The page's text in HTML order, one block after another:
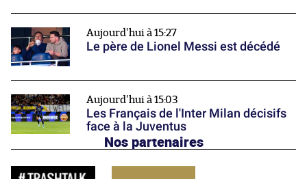
Aujourd'hui à 15:27
Le père de Lionel Messi est décédé
Aujourd'hui à 15:03
Les Français de l'Inter Milan décisifs
face à la Juventus
Nos partenaires